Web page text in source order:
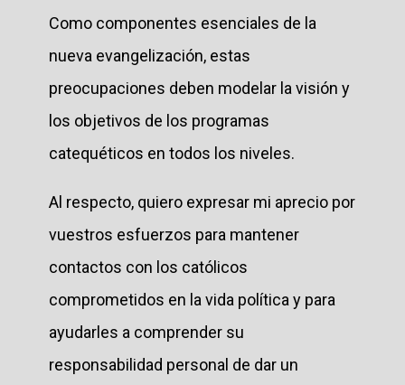
Como componentes esenciales de la
nueva evangelización, estas
preocupaciones deben modelar la visión y
los objetivos de los programas
catequéticos en todos los niveles.
Al respecto, quiero expresar mi aprecio por
vuestros esfuerzos para mantener
contactos con los católicos
comprometidos en la vida política y para
ayudarles a comprender su
responsabilidad personal de dar un